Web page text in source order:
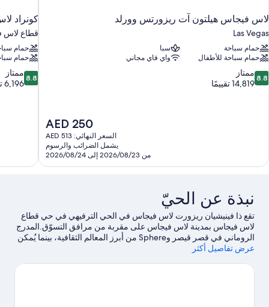
لاس فيجاس هيلتون آت ريزورتس وورلد
Las Vegas
حمام سباحة
سبا
حمام سباحة للأطفال
واي فاي مجاني
8.8
من
8.8 ممتاز
14,819 تقييمًا
السعر
الحالي
هو
AED
250
AED 250
السعر النهائي: AED 513
يشمل الضرائب والرسوم
من 2026/08/23 إلى 2026/08/24
كونراد
قطاع لاس
حمام
حمام
8.8
من
8.8 ممتاز
6,196 تقييمًا
نبذة عن الحيّ
تقع ذا فينيشيان ريزورت لاس فيجاس في الحي الترفيهي في حي قطاع
لاس فيجاس بمدينة لاس فيجاس على مقربة من مرافق التسوّق.المدرج
الروماني في قصر قيصر وSphere من أبرز المعالم الثقافية، بينما يُمكن
زيارة كل من فورم شوبس في سيزارس ومركز لاس فيغاس نورث
رايدز آت ذا فينيسي.يحب النزلاء الموقع موقع مركزي الخاص بـ
عرض تفاصيل أكثر